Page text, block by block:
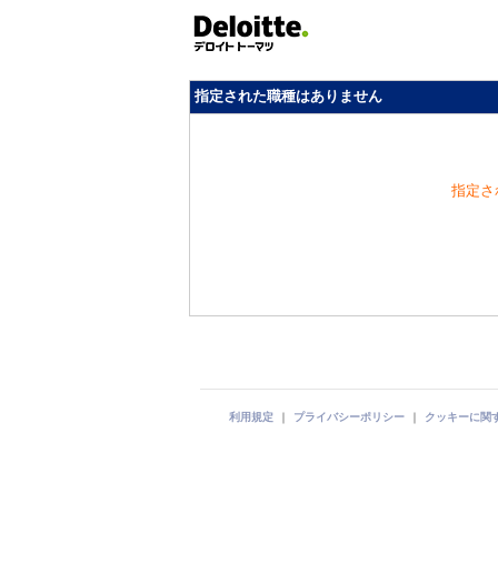
指定された職種はありません
指定さ
利用規定 ｜ プライバシーポリシー ｜ クッキーに関